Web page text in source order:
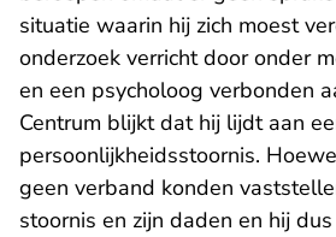
situatie waarin hij zich moest
onderzoek verricht door onder
en een psycholoog verbonden
Centrum blijkt dat hij lijdt aan
persoonlijkheidsstoornis.
geen verband konden
stoornis en zijn daden en hij